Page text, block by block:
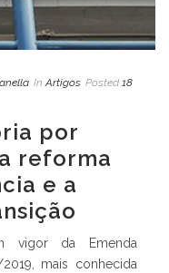
In Artigos Posted 18
por
reforma
e a
vigor da Emenda
mais conhecida